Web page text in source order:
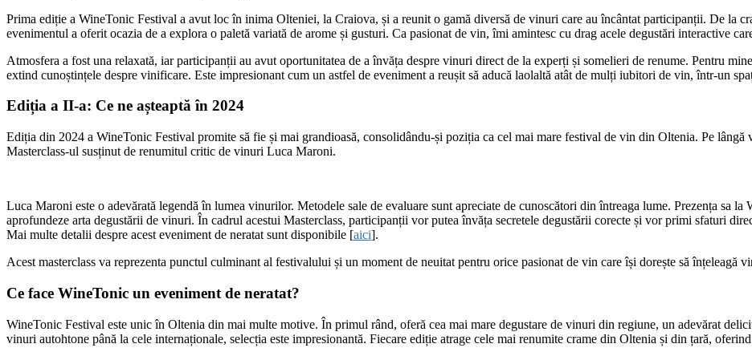
Prima ediție a WineTonic Festival a avut loc în inima Olteniei, la Craiova, și a reunit o gamă diversă de vinuri care au încântat participanții. De la
evenimentul a oferit ocazia de a explora o paletă variată de arome și gusturi. Ca pasionat de vin, îmi amintesc cu drag acele degustări interactive
Atmosfera a fost una relaxată, iar participanții au avut oportunitatea de a învăța despre vinuri direct de la experți și somelieri de renume. Pentru
extind cunoștințele despre vinificare. Este impresionant cum un astfel de eveniment a reușit să aducă laolaltă atât de mulți iubitori de vin, într-un
Ediția a II-a: Ce ne așteaptă în 2024
Ediția din 2024 a WineTonic Festival promite să fie și mai grandioasă, consolidându-și poziția ca cel mai mare festival de vin din Oltenia. Pe
Masterclass-ul susținut de renumitul critic de vinuri Luca Maroni.
Luca Maroni este o adevărată legendă în lumea vinurilor. Metodele sale de evaluare sunt apreciate de cunoscători din întreaga lume. Prezența sa la
aprofundeze arta degustării de vinuri. În cadrul acestui Masterclass, participanții vor putea învăța secretele degustării corecte și vor primi sfaturi
Mai multe detalii despre acest eveniment de neratat sunt disponibile [aici].
Acest masterclass va reprezenta punctul culminant al festivalului și un moment de neuitat pentru orice pasionat de vin care își dorește să înțeleagă
Ce face WineTonic un eveniment de neratat?
WineTonic Festival este unic în Oltenia din mai multe motive. În primul rând, oferă cea mai mare degustare de vinuri din regiune, un adevărat
vinuri autohtone până la cele internaționale, selecția este impresionantă. Fiecare ediție atrage cele mai renumite crame din Oltenia și din țară,